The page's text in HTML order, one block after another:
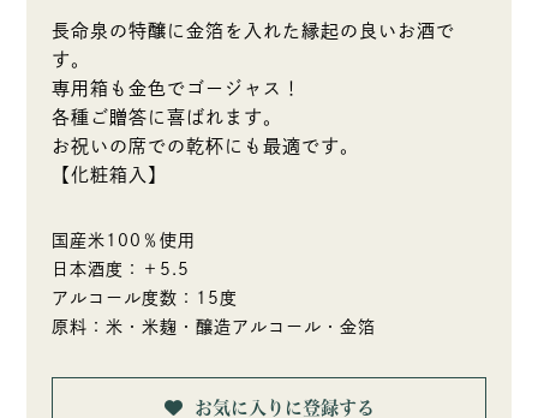
長命泉の特醸に金箔を入れた縁起の良いお酒で
す。
専用箱も金色でゴージャス！
各種ご贈答に喜ばれます。
お祝いの席での乾杯にも最適です。
【化粧箱入】
国産米100％使用
日本酒度：＋5.5
アルコール度数：15度
原料：米・米麹・醸造アルコール・金箔
お気に入りに登録する